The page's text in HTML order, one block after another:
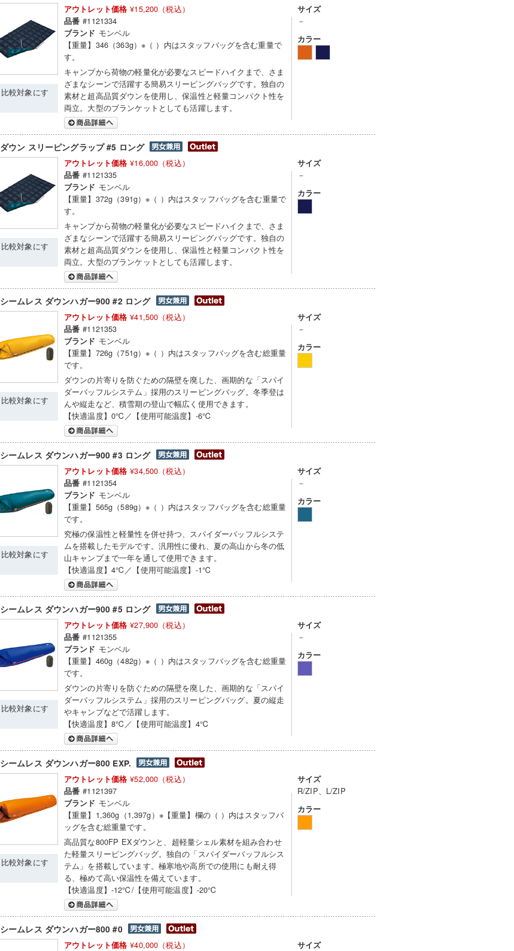
比較対象にす
アウトレット価格 ¥15,200（税込）
品番 #1121334
ブランド モンベル
【重量】346（363g）※（ ）内はスタッフバッグを含む重量で
す。
キャンプから荷物の軽量化が必要なスピードハイクまで、さま
ざまなシーンで活躍する簡易スリーピングバッグです。独自の
素材と超高品質ダウンを使用し、保温性と軽量コンパクト性を
両立。大型のブランケットとしても活躍します。
サイズ
－
カラー
ダウン スリーピングラップ #5 ロング
比較対象にす
アウトレット価格 ¥16,000（税込）
品番 #1121335
ブランド モンベル
【重量】372g（391g）※（ ）内はスタッフバッグを含む重量で
す。
キャンプから荷物の軽量化が必要なスピードハイクまで、さま
ざまなシーンで活躍する簡易スリーピングバッグです。独自の
素材と超高品質ダウンを使用し、保温性と軽量コンパクト性を
両立。大型のブランケットとしても活躍します。
サイズ
－
カラー
シームレス ダウンハガー900 #2 ロング
比較対象にす
アウトレット価格 ¥41,500（税込）
品番 #1121353
ブランド モンベル
【重量】726g（751g）※（ ）内はスタッフバッグを含む総重量
です。
ダウンの片寄りを防ぐための隔壁を廃した、画期的な「スパイ
ダーバッフルシステム」採用のスリーピングバッグ。冬季登は
んや縦走など、積雪期の登山で幅広く使用できます。
【快適温度】0℃／【使用可能温度】-6℃
サイズ
－
カラー
シームレス ダウンハガー900 #3 ロング
比較対象にす
アウトレット価格 ¥34,500（税込）
品番 #1121354
ブランド モンベル
【重量】565g（589g）※（ ）内はスタッフバッグを含む総重量
です。
究極の保温性と軽量性を併せ持つ、スパイダーバッフルシステ
ムを搭載したモデルです。汎用性に優れ、夏の高山から冬の低
山キャンプまで一年を通して使用できます。
【快適温度】4℃／【使用可能温度】-1℃
サイズ
－
カラー
シームレス ダウンハガー900 #5 ロング
比較対象にす
アウトレット価格 ¥27,900（税込）
品番 #1121355
ブランド モンベル
【重量】460g（482g）※（ ）内はスタッフバッグを含む総重量
です。
ダウンの片寄りを防ぐための隔壁を廃した、画期的な「スパイ
ダーバッフルシステム」採用のスリーピングバッグ。夏の縦走
やキャンプなどで活躍します。
【快適温度】8℃／【使用可能温度】4℃
サイズ
－
カラー
シームレス ダウンハガー800 EXP.
比較対象にす
アウトレット価格 ¥52,000（税込）
品番 #1121397
ブランド モンベル
【重量】1,360g（1,397g）※【重量】欄の（ ）内はスタッフバ
ッグを含む総重量です。
高品質な800FP EXダウンと、超軽量シェル素材を組み合わせ
た軽量スリーピングバッグ。独自の「スパイダーバッフルシス
テム」を搭載しています。極寒地や高所での使用にも耐え得
る、極めて高い保温性を備えています。
【快適温度】-12℃/【使用可能温度】-20℃
サイズ
R/ZIP、L/ZIP
カラー
シームレス ダウンハガー800 #0
アウトレット価格 ¥40,000（税込） サイズ